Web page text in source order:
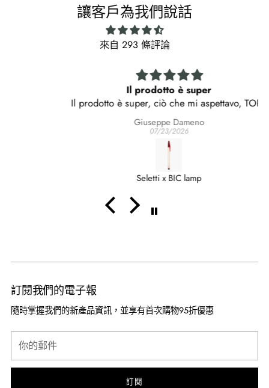
讓客戶為我們說話
來自 293 條評論
Il prodotto è super
Il prodotto è super, ciò che mi aspettavo, TOP.
C'è voluto però molto tempo per riceverlo, e la
Capisco che parliamo di un oggetto particolarmente
qualche altro cliente sia stato accontentato a mio
sfavore.....
Mi aspettavo un cadeau...
Comunque grazie
Giuseppe Dameno
07/23/2026
Seletti x BIC lamp
訂閱我們的電子報
隨時掌握我們的新產品資訊，並享有首次購物95折優惠
郵
訂閱